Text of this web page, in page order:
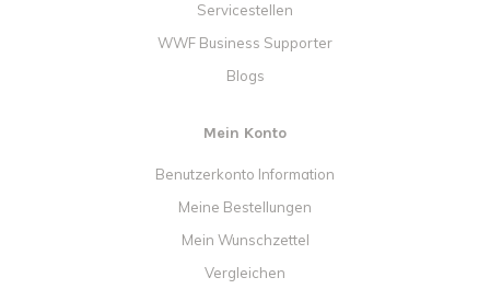
Servicestellen
WWF Business Supporter
Blogs
Mein Konto
Benutzerkonto Information
Meine Bestellungen
Mein Wunschzettel
Vergleichen